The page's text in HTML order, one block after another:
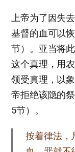
上帝为了因失
基督的血可以
节）。亚当将
这个真理，用
领受真理，以
帝拒绝该隐的
5节）。
按着律法，